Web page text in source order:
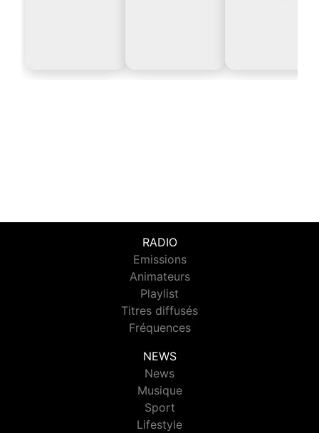
RADIO
Emissions
Animateurs
Playlist
Titres diffusés
Fréquences
NEWS
News
Musique
Sport
Lifestyle